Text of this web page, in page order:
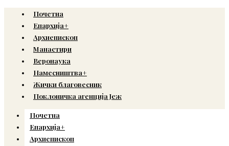
Почетна
Епархија+
Архиепископ
Манастири
Веронаука
Намесништва+
Жички благовесник
Поклоничка агенција Јеж
Почетна
Епархија+
Архиепископ